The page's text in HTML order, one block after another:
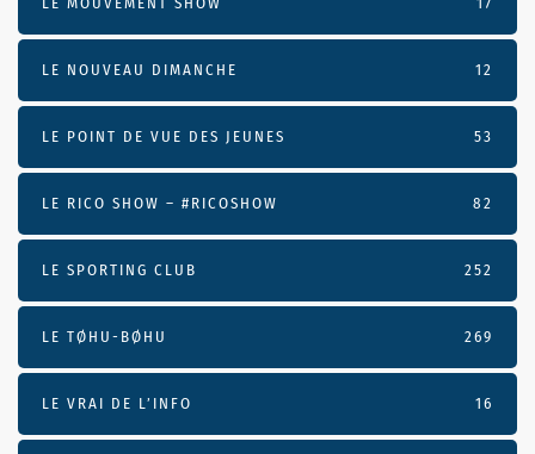
LE NOUVEAU DIMANCHE 12
LE POINT DE VUE DES JEUNES 53
LE RICO SHOW – #RICOSHOW 82
LE SPORTING CLUB 252
LE TØHU-BØHU 269
LE VRAI DE L’INFO 16